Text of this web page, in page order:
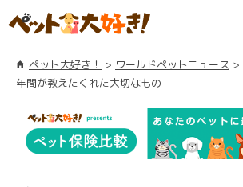
ペット大好き！ ワールドペットニュース
年間が教えたくれた大切なもの